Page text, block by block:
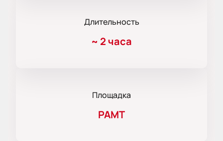
Длительность
~ 2 часа
Площадка
РАМТ